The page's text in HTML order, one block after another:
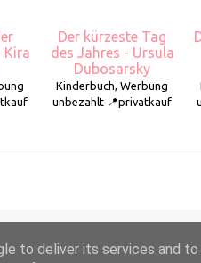
Kira
Der kürzeste Tag
des Jahres - Ursula
Dubosarsky
Kinderbuch, Werbung
unbezahlt 📍privatkauf
to deliver its services and